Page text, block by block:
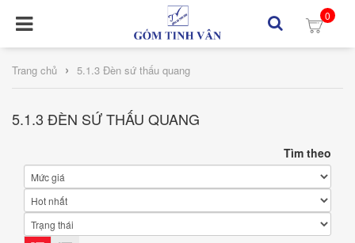
0
Trang chủ › 5.1.3 Đèn sứ thấu quang
5.1.3 ĐÈN SỨ THẤU QUANG
Tìm theo